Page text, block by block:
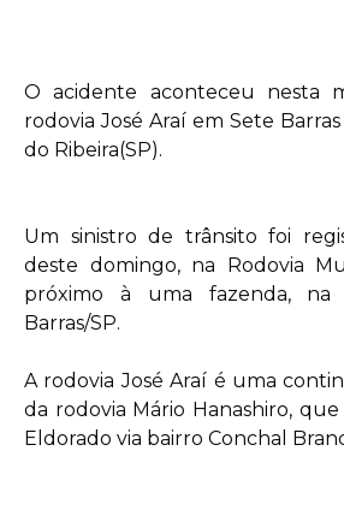
O acidente aconteceu nesta
rodovia José Araí em Sete
do Ribeira(SP).
Um sinistro de trânsito foi
deste domingo, na Rodovia
próximo à uma fazenda, na
Barras/SP.
A rodovia José Araí é uma
da rodovia Mário Hanashiro,
Eldorado via bairro Conchal